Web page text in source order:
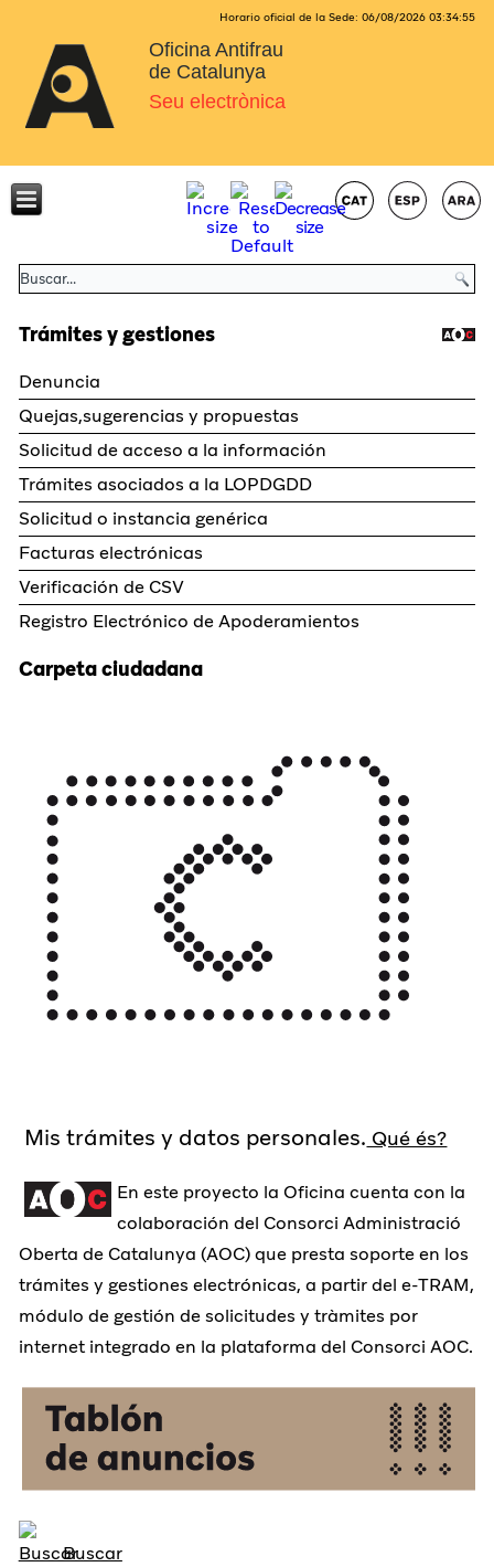
Horario oficial de la Sede: 06/08/2026 03:34:56
Oficina Antifrau
de Catalunya
Seu electrònica
Trámites y gestiones
Denuncia
Quejas,sugerencias y propuestas
Solicitud de acceso a la información
Trámites asociados a la LOPDGDD
Solicitud o instancia genérica
Facturas electrónicas
Verificación de CSV
Registro Electrónico de Apoderamientos
Carpeta ciudadana
Mis trámites y datos personales. Qué és?
En este proyecto la Oficina cuenta con la
colaboración del Consorci Administració
Oberta de Catalunya (AOC) que presta soporte en los
trámites y gestiones electrónicas, a partir del e-TRAM,
módulo de gestión de solicitudes y tràmites por
internet integrado en la plataforma del Consorci AOC.
Buscar